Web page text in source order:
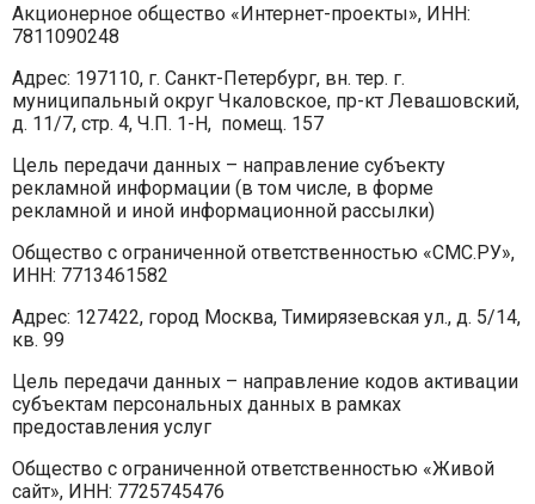
Акционерное общество «Интернет-проекты», ИНН:
7811090248
Адрес: 197110, г. Санкт-Петербург, вн. тер. г.
муниципальный округ Чкаловское, пр-кт Левашовский,
д. 11/7, стр. 4, Ч.П. 1-Н, помещ. 157
Цель передачи данных – направление субъекту
рекламной информации (в том числе, в форме
рекламной и иной информационной рассылки)
Общество с ограниченной ответственностью «СМС.РУ»,
ИНН: 7713461582
Адрес: 127422, город Москва, Тимирязевская ул., д. 5/14,
кв. 99
Цель передачи данных – направление кодов активации
субъектам персональных данных в рамках
предоставления услуг
Общество с ограниченной ответственностью «Живой
сайт», ИНН: 7725745476